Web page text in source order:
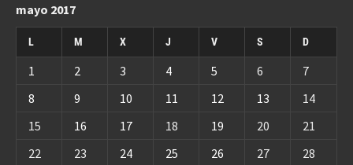
mayo 2017
L M X J V S D
1 2 3 4 5 6
7
8
9 10 11 12 13
14
15
16 17 18 19 20
21
22
23 24 25 26 27 28